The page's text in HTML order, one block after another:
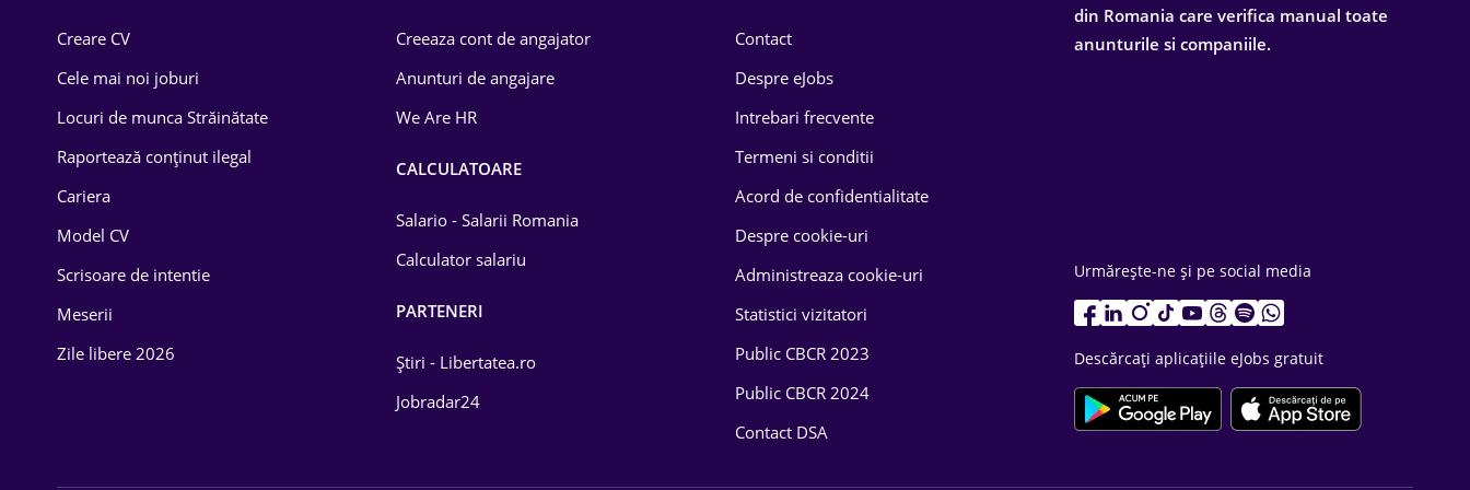
Drept
Educație / Training
Energetică
Farma
Creare CV
Cele mai noi joburi
Locuri de munca Străinătate
Raportează conținut ilegal
Cariera
Model CV
Scrisoare de intentie
Meserii
Zile libere 2026
Creeaza cont de angajator
Anunturi de angajare
We Are HR
CALCULATOARE
Salario - Salarii Romania
Calculator salariu
PARTENERI
Știri - Libertatea.ro
Jobradar24
Contact
Despre eJobs
Intrebari frecvente
Termeni si conditii
Acord de confidentialitate
Despre cookie-uri
Administreaza cookie-uri
Statistici vizitatori
Public CBCR 2023
Public CBCR 2024
Contact DSA
din Romania care verifica manual toate
anunturile si companiile.
Urmărește-ne și pe social media
Descărcați aplicațiile eJobs gratuit